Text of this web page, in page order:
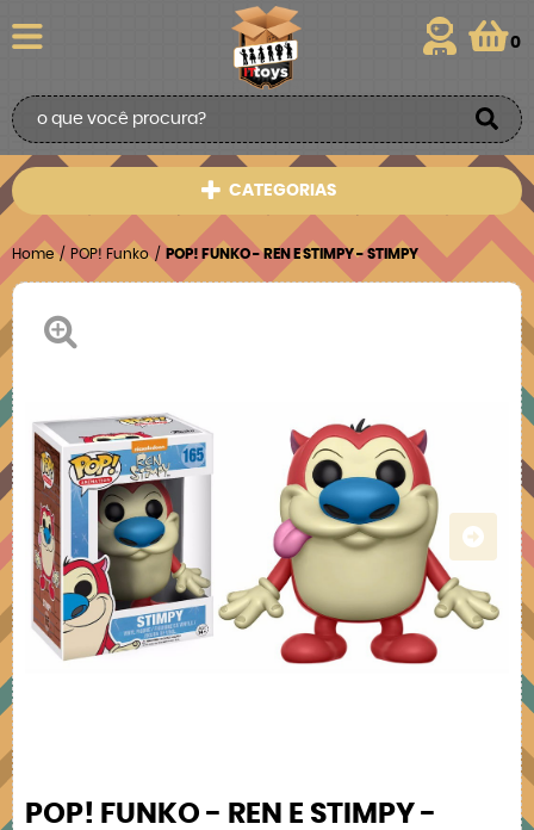
0
CATEGORIAS
Home POP! Funko POP! FUNKO - REN E STIMPY - STIMPY
POP! FUNKO - REN E STIMPY -